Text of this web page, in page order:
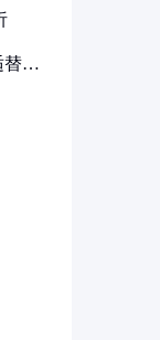
替代